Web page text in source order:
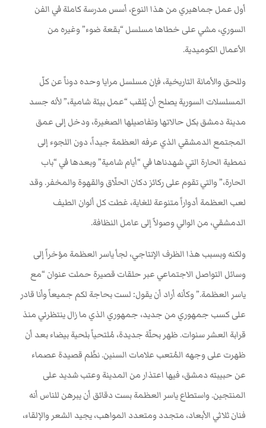
أول عمل جماهيري من هذا النوع، أسس مدرسة كاملة في الفن
السوري، مشي على خطاها مسلسل “بقعة ضوء” وغيره من
الأعمال الكوميدية.
وللحق والأمانة التاريخية، فإن مسلسل مرايا وحده دوناً عن كلّ
المسلسلات السورية يصلح أن يُلقب “عمل بيئة شامية،” لأنه جسد
مدينة دمشق بكل حالاتها وتفاصيلها الصغيرة، ودخل إلى عمق
المجتمع الدمشقي الذي عرفه العظمة جيداً، دون اللجوء إلى
نمطية الحارة التي شهدناها في “أيام شامية” وبعدها في “باب
الحارة،” والتي تقوم على ركائز دكان الحلّاق والقهوة والمخفر. وقد
لعب العظمة أدواراً متنوعة للغاية، غطت كل ألوان الطيف
الدمشقي، من الوالي وصولاً إلى عامل النظافة.
ولكنه وبسبب هذا الظرف الإنتاجي، لجأ ياسر العظمة مؤخراً إلى
وسائل التواصل الاجتماعي عبر حلقات قصيرة حملت عنوان “مع
ياسر العظمة.” وكأنه أراد أن يقول: لست بحاجة لكم جميعاً وأنا قادر
على كسب جمهوري من جديد، جمهوري الذي ما زال ينتظرني منذ
قرابة العشر سنوات. ظهر بحلّة جديدة، مُلتحياً بلحية بيضاء بعد أن
ظهرت على وجهه المُتعب علامات السنين. نظّم قصيدة عصماء
عن حبيبته دمشق، فيها اعتذار من المدينة وعتب شديد على
المنتجين. واستطاع ياسر العظمة بست دقائق أن يبرهن للناس أنه
فنان ثلاثي الأبعاد، متجدد ومتعدد المواهب، يجيد الشعر والإلقاء،